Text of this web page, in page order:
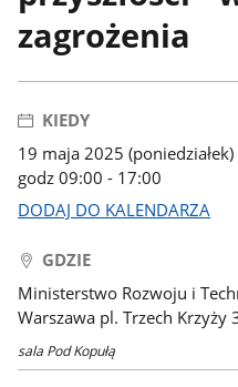
zagrożenia
KIEDY
19 maja 2025 (poniedziałek)
godz 09:00 - 17:00
DODAJ DO KALENDARZA
GDZIE
Ministerstwo Rozwoju i
Warszawa pl. Trzech Krzyży
sala Pod Kopułą